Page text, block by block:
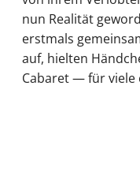
nun Realität
erstmals
auf, hielten
Cabaret — für viele